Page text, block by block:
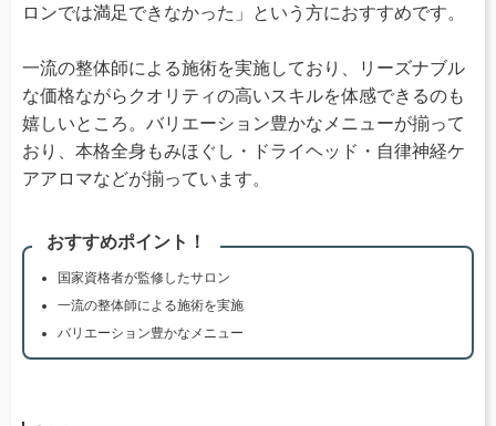
ロンでは満足できなかった」という方におすすめです。
一流の整体師による施術を実施しており、リーズナブル
な価格ながらクオリティの高いスキルを体感できるのも
嬉しいところ。バリエーション豊かなメニューが揃って
おり、本格全身もみほぐし・ドライヘッド・自律神経ケ
アアロマなどが揃っています。
おすすめポイント！
国家資格者が監修したサロン
一流の整体師による施術を実施
バリエーション豊かなメニュー